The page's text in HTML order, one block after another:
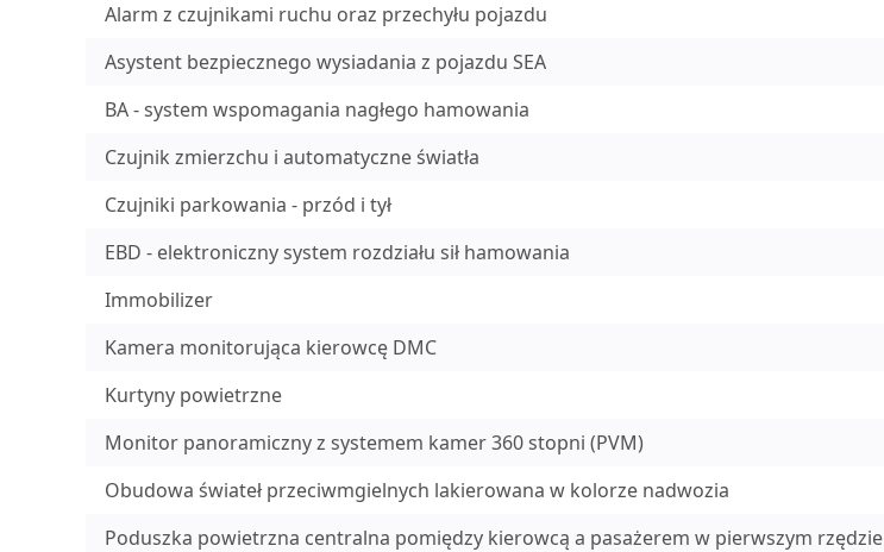
Alarm z czujnikami ruchu oraz przechyłu pojazdu
Asystent bezpiecznego wysiadania z pojazdu SEA
BA - system wspomagania nagłego hamowania
Czujnik zmierzchu i automatyczne światła
Czujniki parkowania - przód i tył
EBD - elektroniczny system rozdziału sił hamowania
Immobilizer
Kamera monitorująca kierowcę DMC
Kurtyny powietrzne
Monitor panoramiczny z systemem kamer 360 stopni (PVM)
Obudowa świateł przeciwmgielnych lakierowana w kolorze nadwozia
Poduszka powietrzna centralna pomiędzy kierowcą a pasażerem w pierwszym rzędzie